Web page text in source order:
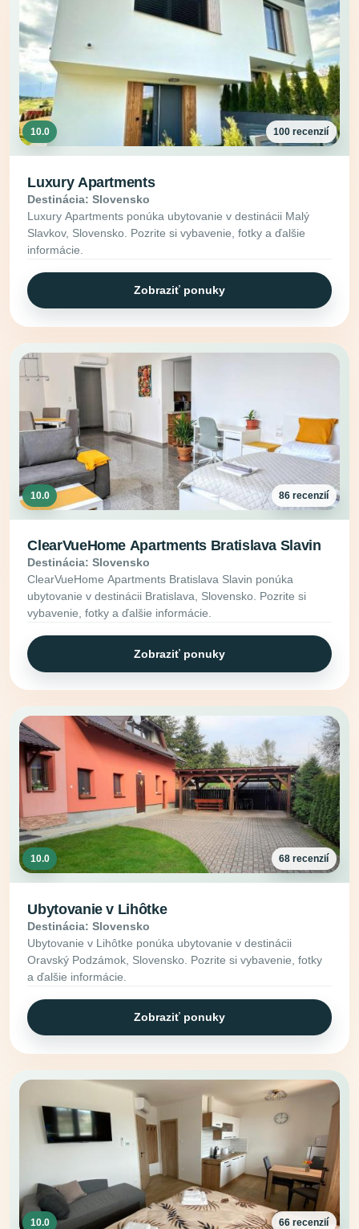
10.0 100 recenzií
Luxury Apartments
Destinácia: Slovensko
Luxury Apartments ponúka ubytovanie v destinácii Malý
Slavkov, Slovensko. Pozrite si vybavenie, fotky a ďalšie
informácie.
Zobraziť ponuky
10.0 86 recenzií
ClearVueHome Apartments Bratislava Slavin
Destinácia: Slovensko
ClearVueHome Apartments Bratislava Slavin ponúka
ubytovanie v destinácii Bratislava, Slovensko. Pozrite si
vybavenie, fotky a ďalšie informácie.
Zobraziť ponuky
10.0 68 recenzií
Ubytovanie v Lihôtke
Destinácia: Slovensko
Ubytovanie v Lihôtke ponúka ubytovanie v destinácii
Oravský Podzámok, Slovensko. Pozrite si vybavenie, fotky
a ďalšie informácie.
Zobraziť ponuky
10.0 66 recenzií